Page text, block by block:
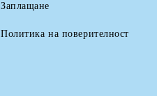
Заплащане
Политика на поверителност